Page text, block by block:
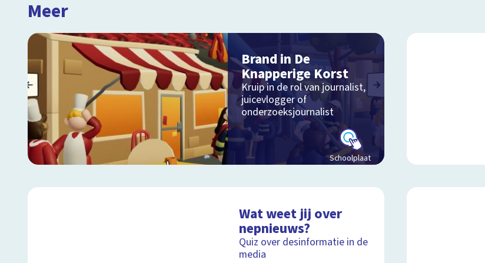
Meer
Brand in De
Knapperige Korst
Kruip in de rol van journalist,
juicevlogger of
onderzoeksjournalist
Schoolplaat
Wat weet jij over
nepnieuws?
Quiz over desinformatie in de
media